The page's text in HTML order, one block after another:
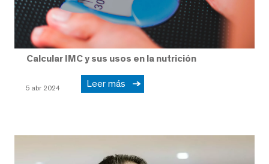
Calcular IMC y sus usos en la nutrición
5 abr 2024 Leer más